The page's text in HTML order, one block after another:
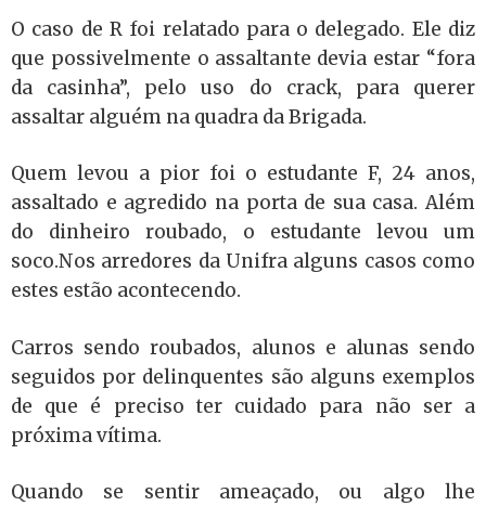
O caso de R foi relatado para o delegado. Ele diz
que possivelmente o assaltante devia estar “fora
da casinha”, pelo uso do crack, para querer
assaltar alguém na quadra da Brigada.
Quem levou a pior foi o estudante F, 24 anos,
assaltado e agredido na porta de sua casa. Além
do dinheiro roubado, o estudante levou um
soco.Nos arredores da Unifra alguns casos como
estes estão acontecendo.
Carros sendo roubados, alunos e alunas sendo
seguidos por delinquentes são alguns exemplos
de que é preciso ter cuidado para não ser a
próxima vítima.
Quando se sentir ameaçado, ou algo lhe